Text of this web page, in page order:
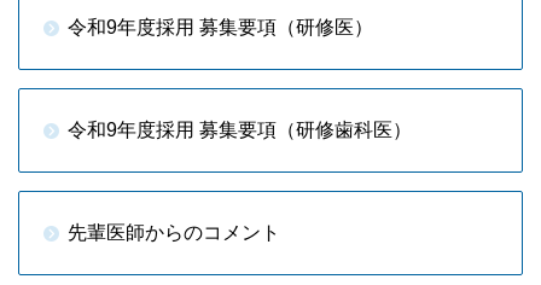
令和9年度採用 募集要項（研修医）
令和9年度採用 募集要項（研修歯科医）
先輩医師からのコメント